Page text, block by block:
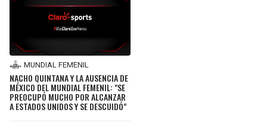
MUNDIAL FEMENIL
NACHO QUINTANA Y LA AUSENCIA DE
MÉXICO DEL MUNDIAL FEMENIL: "SE
PREOCUPÓ MUCHO POR ALCANZAR
A ESTADOS UNIDOS Y SE DESCUIDÓ"